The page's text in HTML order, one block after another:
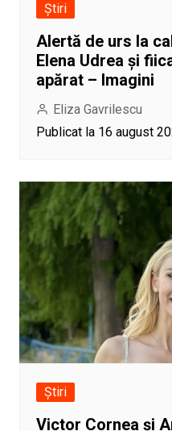
Știri
Alertă de urs la
Elena Udrea și
apărat – Imagini
Eliza Gavrilescu
Publicat la 16 august
Știri
Victor Cornea și